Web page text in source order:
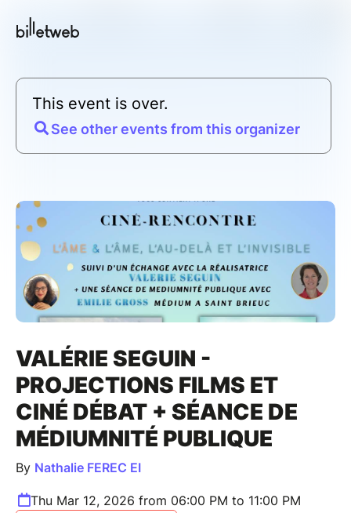
This event is over.
See other events from this organizer
VALÉRIE SEGUIN -
PROJECTIONS FILMS ET
CINÉ DÉBAT + SÉANCE DE
MÉDIUMNITÉ PUBLIQUE
By Nathalie FEREC EI
Thu Mar 12, 2026 from 06:00 PM to 11:00 PM